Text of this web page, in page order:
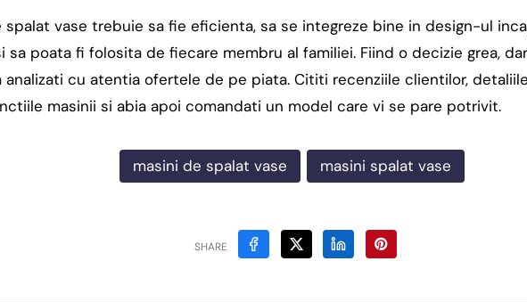
spalat vase trebuie sa fie eficienta, sa se integreze bine in design-ul
sa poata fi folosita de fiecare membru al familiei. Fiind o decizie grea,
analizati cu atentia ofertele de pe piata. Cititi recenziile clientilor,
masinii si abia apoi comandati un model care vi se pare potrivit.
masini de spalat vase masini spalat vase
SHARE